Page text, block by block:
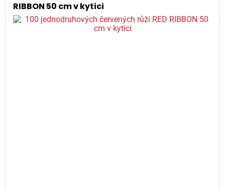
RIBBON 50 cm v kytici